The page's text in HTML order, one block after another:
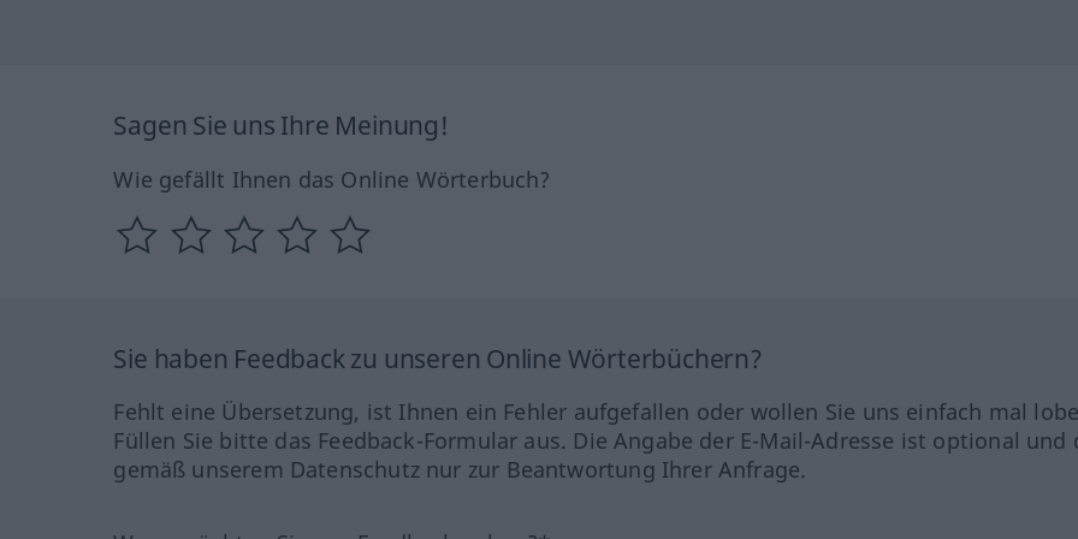
Sagen Sie uns Ihre Meinung!
Wie gefällt Ihnen das Online Wörterbuch?
Sie haben Feedback zu unseren Online Wörterbüchern?
Fehlt eine Übersetzung, ist Ihnen ein Fehler aufgefallen oder wollen Sie uns einfach mal
Füllen Sie bitte das Feedback-Formular aus. Die Angabe der E-Mail-Adresse ist optional und
gemäß unserem Datenschutz nur zur Beantwortung Ihrer Anfrage.